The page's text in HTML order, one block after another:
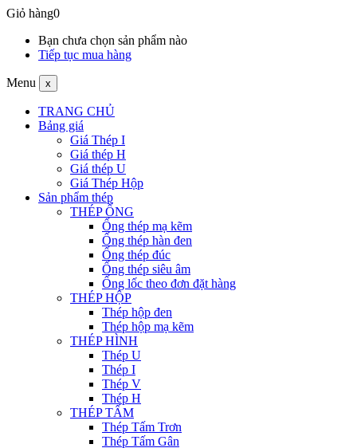
Giỏ hàng0
Bạn chưa chọn sản phẩm nào
Tiếp tục mua hàng
Menu x
TRANG CHỦ
Bảng giá
Giá Thép I
Giá thép H
Giá thép U
Giá Thép Hộp
Sản phẩm thép
THÉP ỐNG
Ống thép mạ kẽm
Ống thép hàn đen
Ống thép đúc
Ống thép siêu âm
Ống lốc theo đơn đặt hàng
THÉP HỘP
Thép hộp đen
Thép hộp mạ kẽm
THÉP HÌNH
Thép U
Thép I
Thép V
Thép H
THÉP TẤM
Thép Tấm Trơn
Thép Tấm Gân